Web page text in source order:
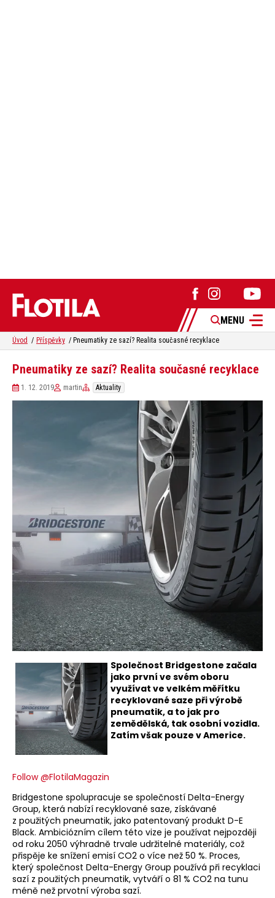
MENU
Úvod Příspěvky Pneumatiky ze sazí? Realita současné recyklace
Pneumatiky ze sazí? Realita současné recyklace
1. 12. 2019 martin Aktuality
Společnost Bridgestone začala
jako první ve svém oboru
využívat ve velkém měřítku
recyklované saze při výrobě
pneumatik, a to jak pro
zemědělská, tak osobní vozidla.
Zatím však pouze v Americe.
Follow @FlotilaMagazin
Bridgestone spolupracuje se společností Delta-Energy
Group, která nabízí recyklované saze, získávané
z použitých pneumatik, jako patentovaný produkt D-E
Black. Ambiciózním cílem této vize je používat nejpozději
od roku 2050 výhradně trvale udržitelné materiály, což
přispěje ke snížení emisí CO2 o více než 50 %. Proces,
který společnost Delta-Energy Group používá při recyklaci
sazí z použitých pneumatik, vytváří o 81 % CO2 na tunu
méně než prvotní výroba sazí.